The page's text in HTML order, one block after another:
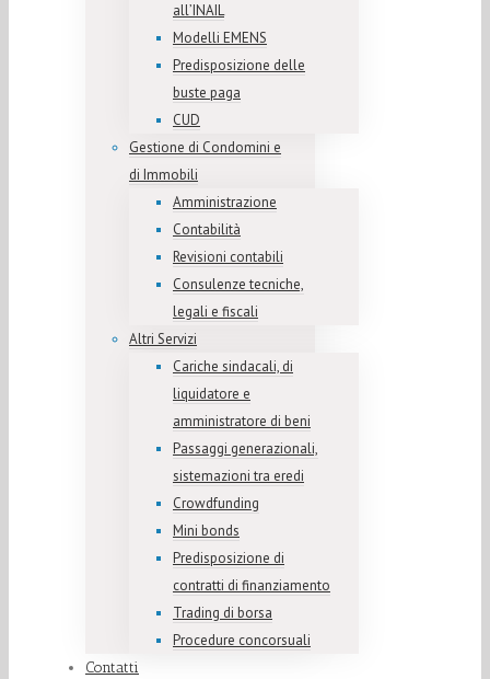
all’INAIL
Modelli EMENS
Predisposizione delle
buste paga
CUD
Gestione di Condomini e
di Immobili
Amministrazione
Contabilità
Revisioni contabili
Consulenze tecniche,
legali e fiscali
Altri Servizi
Cariche sindacali, di
liquidatore e
amministratore di beni
Passaggi generazionali,
sistemazioni tra eredi
Crowdfunding
Mini bonds
Predisposizione di
contratti di finanziamento
Trading di borsa
Procedure concorsuali
Contatti